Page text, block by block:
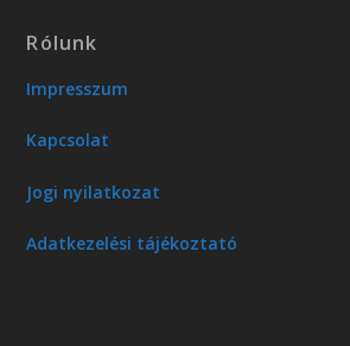
Rólunk
Impresszum
Kapcsolat
Jogi nyilatkozat
Adatkezelési tájékoztató